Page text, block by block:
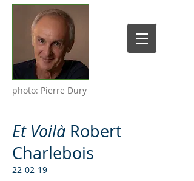
photo: Pierre Dury
Et Voilà Robert
Charlebois
22-02-19